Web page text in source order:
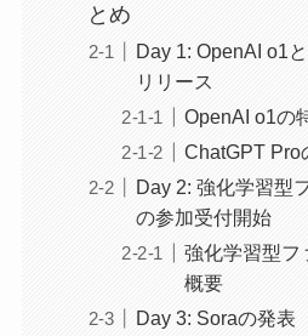
とめ
Day 1: OpenAI o1
リリース
OpenAI o1の
ChatGPT Pro
Day 2: 強化学習型
の参加受付開始
強化学習型フ
概要
Day 3: Soraの発表